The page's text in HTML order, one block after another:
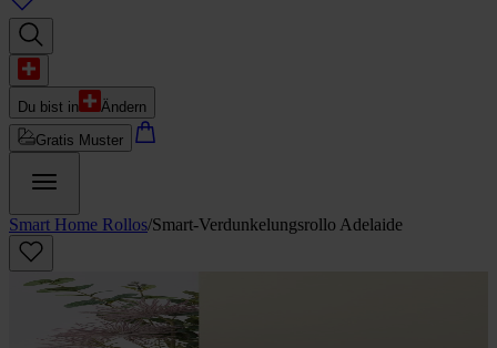
Du bist in
Ändern
Gratis Muster
Smart Home Rollos/Smart-Verdunkelungsrollo Adelaide